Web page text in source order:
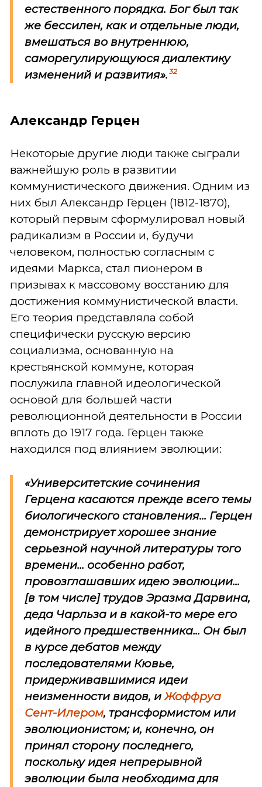
естественного порядка. Бог был так
же бессилен, как и отдельные люди,
вмешаться во внутреннюю,
саморегулирующуюся диалектику
изменений и развития». 32
Александр Герцен
Некоторые другие люди также сыграли
важнейшую роль в развитии
коммунистического движения. Одним из
них был Александр Герцен (1812-1870),
который первым сформулировал новый
радикализм в России и, будучи
человеком, полностью согласным с
идеями Маркса, стал пионером в
призывах к массовому восстанию для
достижения коммунистической власти.
Его теория представляла собой
специфически русскую версию
социализма, основанную на
крестьянской коммуне, которая
послужила главной идеологической
основой для большей части
революционной деятельности в России
вплоть до 1917 года. Герцен также
находился под влиянием эволюции:
«Университетские сочинения
Герцена касаются прежде всего темы
биологического становления... Герцен
демонстрирует хорошее знание
серьезной научной литературы того
времени... особенно работ,
провозглашавших идею эволюции...
[в том числе] трудов Эразма Дарвина,
деда Чарльза и в какой-то мере его
идейного предшественника... Он был
в курсе дебатов между
последователями Кювье,
придерживавшимися идеи
неизменности видов, иЖоффруа
Сент-Илером, трансформистом или
эволюционистом; и, конечно, он
принял сторону последнего,
поскольку идея непрерывной
эволюции была необходима для